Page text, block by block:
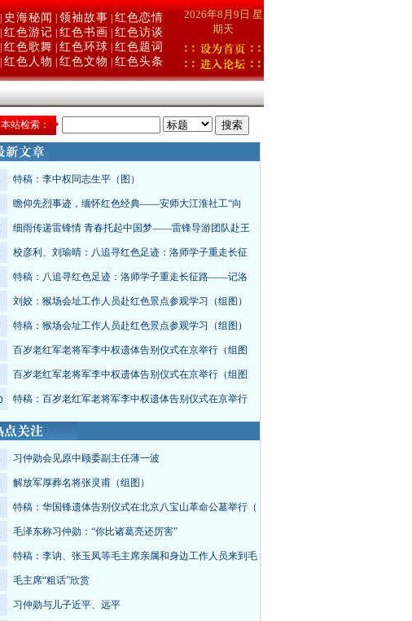
史海秘闻 领袖故事 红色恋情
红色游记 红色书画
红色访谈
红色歌舞 红色环球 红色题词
红色人物 红色文物 红色头条
2026年8月9日 星
期天
本站检索：
特稿：李中权同志生平（图）
瞻仰先烈事迹，缅怀红色经典——安师大江淮社工“向
细雨传递雷锋情 青春托起中国梦——雷锋导游团队赴王
校彦利、刘瑜晴：八追寻红色足迹：洛师学子重走长征
特稿：八追寻红色足迹：洛师学子重走长征路——记洛
刘姣：猴场会址工作人员赴红色景点参观学习（组图）
特稿：猴场会址工作人员赴红色景点参观学习（组图）
百岁老红军老将军李中权遗体告别仪式在京举行（组图
百岁老红军老将军李中权遗体告别仪式在京举行（组图
特稿：百岁老红军老将军李中权遗体告别仪式在京举行
习仲勋会见原中顾委副主任薄一波
解放军厚葬名将张灵甫（组图）
特稿：华国锋遗体告别仪式在北京八宝山革命公墓举行（
毛泽东称习仲勋：“你比诸葛亮还厉害”
特稿：李讷、张玉凤等毛主席亲属和身边工作人员来到毛
毛主席“粗话”欣赏
习仲勋与儿子近平、远平